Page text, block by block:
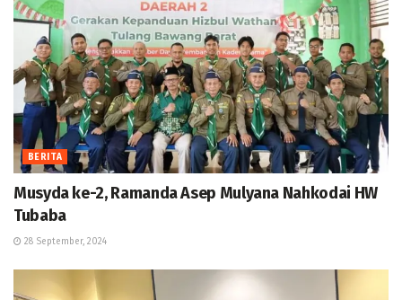
BERITA
Musyda ke-2, Ramanda Asep Mulyana Nahkodai HW
Tubaba
28 September, 2024